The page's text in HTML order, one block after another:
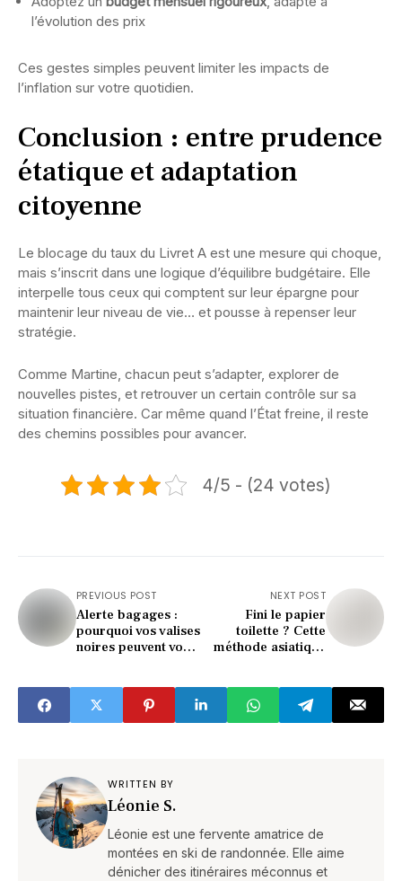
l’évolution des prix
Ces gestes simples peuvent limiter les impacts de
l’inflation sur votre quotidien.
Conclusion : entre prudence
étatique et adaptation
citoyenne
Le blocage du taux du Livret A est une mesure qui choque,
mais s’inscrit dans une logique d’équilibre budgétaire. Elle
interpelle tous ceux qui comptent sur leur épargne pour
maintenir leur niveau de vie… et pousse à repenser leur
stratégie.
Comme Martine, chacun peut s’adapter, explorer de
nouvelles pistes, et retrouver un certain contrôle sur sa
situation financière. Car même quand l’État freine, il reste
des chemins possibles pour avancer.
4/5 - (24 votes)
PREVIOUS POST
Alerte bagages :
pourquoi vos valises
noires peuvent vous
NEXT POST
Fini le papier
toilette ? Cette
méthode asiatique
WRITTEN BY
Léonie S.
Léonie est une fervente amatrice de
montées en ski de randonnée. Elle aime
dénicher des itinéraires méconnus et